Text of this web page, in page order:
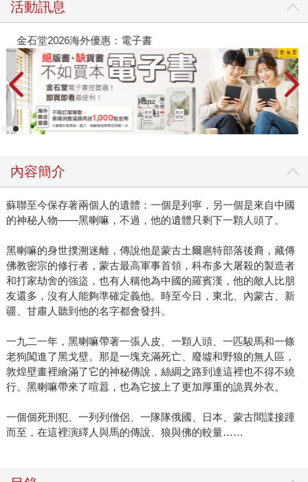
活動訊息
金石堂2026海外優惠：電子書
內容簡介
蘇聯至今保存著兩個人的遺體：一個是列寧，另一個是來自中國
的神秘人物——黑喇嘛，不過，他的遺體只剩下一顆人頭了。
黑喇嘛的身世撲溯迷離，傳說他是蒙古土爾扈特部落後裔，藏傳
佛教密宗的修行者，蒙古最高軍事首領，科布多大屠殺的製造者
和打家劫舍的強盜，也有人稱他為中國的羅賓漢，他的敵人比朋
友還多，沒有人能夠準確定義他。時至今日，東北、內蒙古、新
疆、甘肅人聽到他的名字都會發抖。
一九二一年，黑喇嘛帶著一張人皮、一顆人頭、一匹駿馬和一條
老狗闖進了黑戈壁。那是一塊充滿死亡、廢墟和野狼的無人區，
敦煌壁畫裡繪滿了它的神秘傳說，絲綢之路到達這裡也不得不繞
行。黑喇嘛帶來了喧囂，也為它披上了更加厚重的詭異外衣。
一個個死刑犯、一列列僧侶、一隊隊俄國、日本、蒙古間諜接踵
而至，在這裡演繹人與馬的傳說、狼與佛的較量……